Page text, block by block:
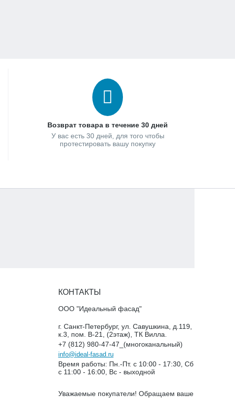
Возврат товара в течение 30 дней
У вас есть 30 дней, для того чтобы
протестировать вашу покупку
КОНТАКТЫ
ООО "Идеальный фасад"
г. Санкт-Петербург, ул. Савушкина, д.119,
к.3, пом. В-21, (2этаж), ТК Вилла.
+7 (812) 980-47-47_(многоканальный)
info@ideal-fasad.ru
Время работы: Пн.-Пт. с 10:00 - 17:30, Сб
с 11:00 - 16:00, Вс - выходной
Уважаемые покупатели! Обращаем ваше